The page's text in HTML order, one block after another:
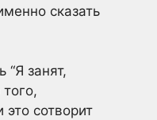
сказать
“Я занят,
это сотворит